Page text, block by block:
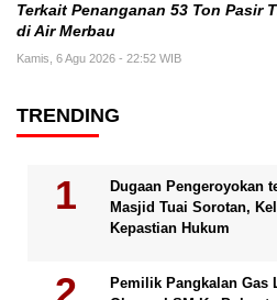
Terkait Penanganan 53 Ton Pasir
di Air Merbau
Kamis, 6 Agu 2026 - 22:52 WIB
TRENDING
Dugaan Pengeroyokan
Masjid Tuai Sorotan,
Kepastian Hukum
Pemilik Pangkalan Gas